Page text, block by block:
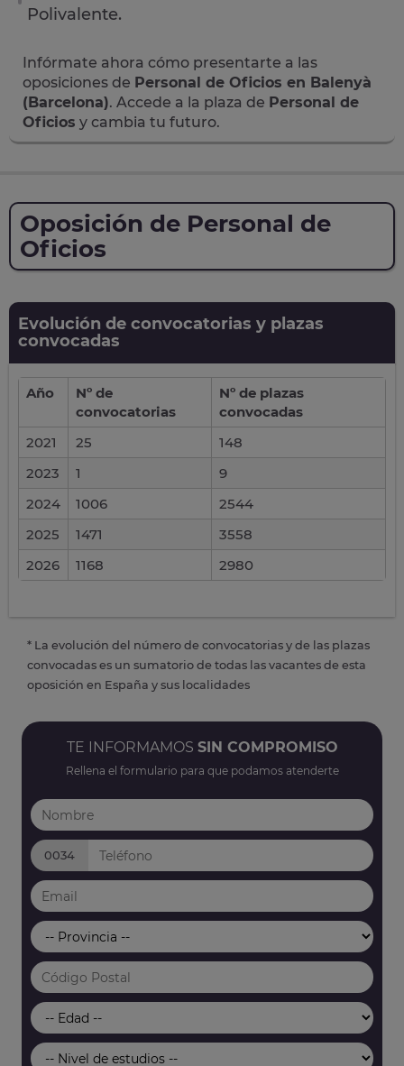
Polivalente.
Infórmate ahora cómo presentarte a las
oposiciones de Personal de Oficios en Balenyà
(Barcelona). Accede a la plaza de Personal de
Oficios y cambia tu futuro.
Oposición de Personal de
Oficios
Evolución de convocatorias y plazas
convocadas
Año
Nº de
convocatorias
Nº de plazas
convocadas
2021
25
148
2023
1
9
2024
1006
2544
2025
1471
3558
2026
1168 2980
* La evolución del número de convocatorias y de las plazas
convocadas es un sumatorio de todas las vacantes de esta
oposición en España y sus localidades
TE INFORMAMOS SIN COMPROMISO
Rellena el formulario para que podamos atenderte
0034